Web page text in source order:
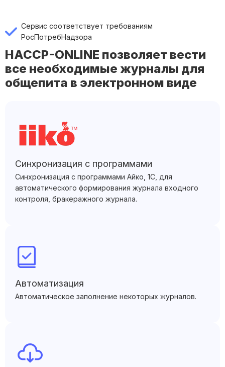
Сервис соответствует требованиям
РосПотребНадзора
HACCP-ONLINE позволяет вести
все необходимые журналы для
общепита в электронном виде
Синхронизация с программами
Синхронизация с программами Айко, 1С, для
автоматического формирования журнала входного
контроля, бракеражного журнала.
Автоматизация
Автоматическое заполнение некоторых журналов.